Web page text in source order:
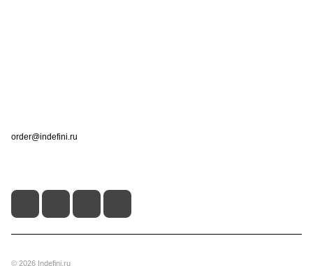
order@indefini.ru
© 2026 Indefini.ru